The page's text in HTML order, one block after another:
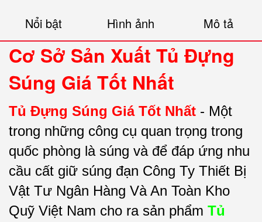
Nổi bật Hình ảnh Mô tả
Cơ Sở Sản Xuất Tủ Đựng
Súng Giá Tốt Nhất
Tủ Đựng Súng Giá Tốt Nhất - Một
trong những công cụ quan trọng trong
quốc phòng là súng và để đáp ứng nhu
cầu cất giữ súng đạn Công Ty Thiết Bị
Vật Tư Ngân Hàng Và An Toàn Kho
Quỹ Việt Nam cho ra sản phẩm Tủ